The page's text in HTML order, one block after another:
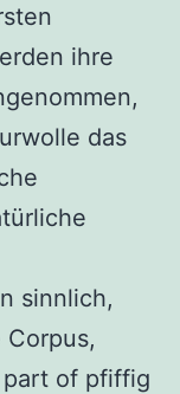
ihre
das
sinnlich,
Corpus,
part of pfiffig